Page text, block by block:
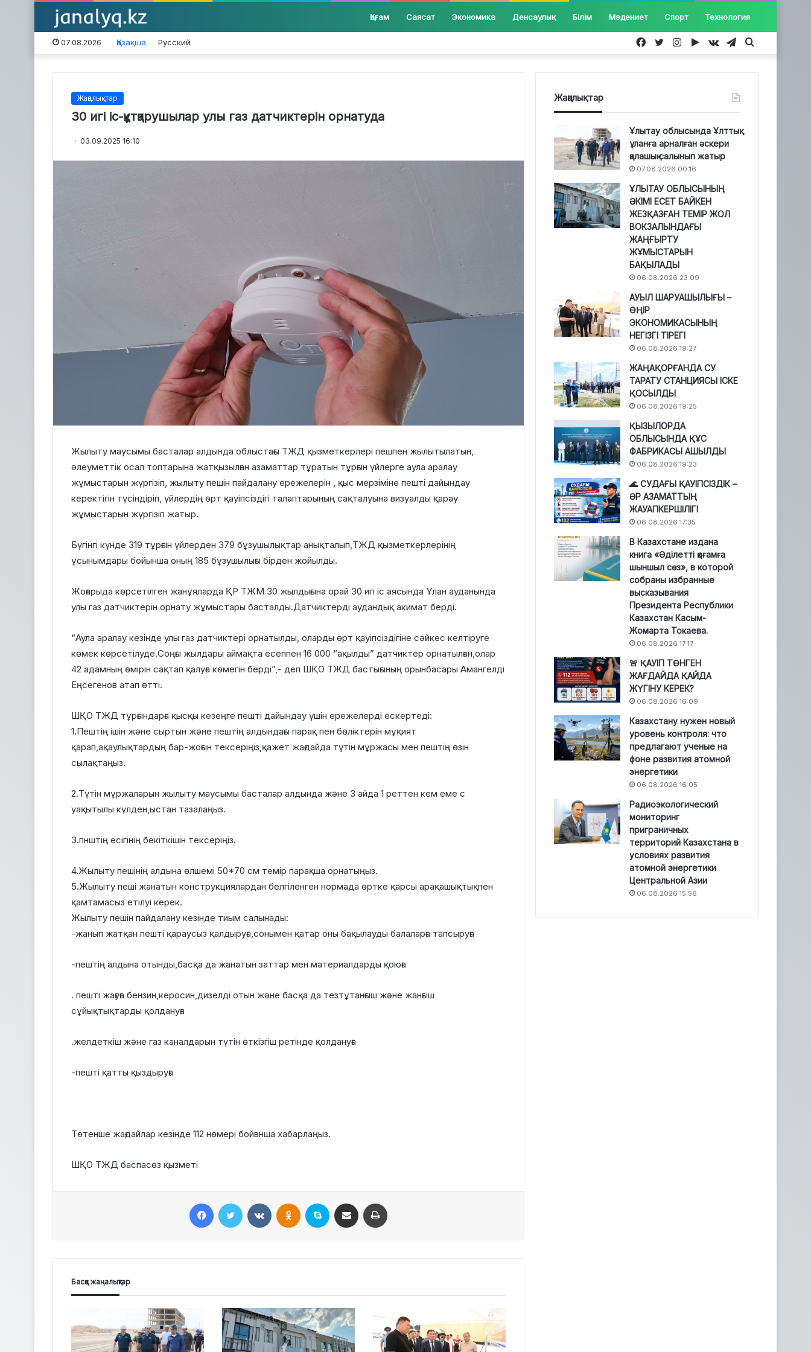
Қоғам Саясат Экономика Денсаулық Білім Мәдениет Спорт Технология
07.08.2026 Қазақша Русский Іздеу...
Telegram
vk.com
Google
Instagram
Twitter
Facebook
Жаңалықтар
30 игі іс-құтқарушылар улы газ датчиктерін орнатуда
03.09.2025 16:10
Жылыту маусымы басталар алдында облыстағы ТЖД қызметкерлері пешпен жылытылатын,
әлеуметтік осал топтарына жатқызылған азаматтар тұратын тұрғын үйлерге аула аралау
жұмыстарын жүргізіп, жылыту пешін пайдалану ережелерін , қыс мерзіміне пешті дайындау
керектігін түсіндіріп, үйлердің өрт қауіпсіздігі талаптарының сақталуына визуалды қарау
жұмыстарын жүргізіп жатыр.
Бүгінгі күнде 319 тұрғын үйлерден 379 бұзушылықтар анықталып,ТЖД қызметкерлерінің
ұсынымдары бойынша оның 185 бұзушылығы бірден жойылды.
Жоғарыда көрсетілген жанұяларда ҚР ТЖМ 30 жылдығына орай 30 игі іс аясында Ұлан ауданында
улы газ датчиктерін орнату жұмыстары басталды.Датчиктерді аудандық акимат берді.
“Аула аралау кезінде улы газ датчиктері орнатылды, оларды өрт қауіпсіздігіне сәйкес келтіруге
көмек көрсетілуде.Соңғы жылдары аймақта есеппен 16 000 “ақылды” датчиктер орнатылған,олар
42 адамның өмірін сақтап қалуға көмегін берді”,- деп ШҚО ТЖД бастығының орынбасары Амангелді
Еңсегенов атап өтті.
ШҚО ТЖД тұрғындарға қысқы кезеңге пешті дайындау үшін ережелерді ескертеді:
1.Пештің ішін және сыртын және пештің алдындағы парақ пен бөліктерін мұқият
қарап,ақаулықтардың бар-жоғын тексеріңіз,қажет жағдайда түтін мұржасы мен пештің өзін
сылақтаңыз.
2.Түтін мұржаларын жылыту маусымы басталар алдында және 3 айда 1 реттен кем еме с
уақытылы күлден,ыстан тазалаңыз.
3.пнштің есігінің бекіткішін тексеріңіз.
4.Жылыту пешінің алдына өлшемі 50*70 см темір парақша орнатыңыз.
5.Жылыту пеші жанатын конструкциялардан белгіленген нормада өртке қарсы арақашықтықпен
қамтамасыз етілуі керек.
Жылыту пешін пайдалану кезінде тиым салынады:
-жанып жатқан пешті қараусыз қалдыруға,сонымен қатар оны бақылауды балаларға тапсыруға
-пештің алдына отынды,басқа да жанатын заттар мен материалдарды қоюға
. пешті жағуға бензин,керосин,дизелді отын және басқа да тезтұтанғыш және жанғыш
сұйықтықтарды қолдануға
.желдеткіш және газ каналдарын түтін өткізгіш ретінде қолдануға
-пешті қатты қыздыруға
Төтенше жағдайлар кезінде 112 нөмері бойвнша хабарлаңыз.
ШҚО ТЖД баспасөз қызметі
Басқа жаңалықтар
Жаңалықтар
Ұлытау облысында Ұлттық
ұланға арналған әскери
қалашық салынып жатыр
07.08.2026 00:16
ҰЛЫТАУ ОБЛЫСЫНЫҢ
ӘКІМІ ЕСЕТ БАЙКЕН
ЖЕЗҚАЗҒАН ТЕМІР ЖОЛ
ВОКЗАЛЫНДАҒЫ
ЖАҢҒЫРТУ
ЖҰМЫСТАРЫН
БАҚЫЛАДЫ
06.08.2026 23:09
АУЫЛ ШАРУАШЫЛЫҒЫ –
ӨҢІР
ЭКОНОМИКАСЫНЫҢ
НЕГІЗГІ ТІРЕГІ
06.08.2026 19:27
ЖАҢАҚОРҒАНДА СУ
ТАРАТУ СТАНЦИЯСЫ ІСКЕ
ҚОСЫЛДЫ
06.08.2026 19:25
ҚЫЗЫЛОРДА
ОБЛЫСЫНДА ҚҰС
ФАБРИКАСЫ АШЫЛДЫ
06.08.2026 19:23
🌊 СУДАҒЫ ҚАУІПСІЗДІК –
ӘР АЗАМАТТЫҢ
ЖАУАПКЕРШІЛІГІ
06.08.2026 17:35
В Казахстане издана
книга «Әділетті қоғамға
шыншыл сөз», в которой
собраны избранные
высказывания
Президента Республики
Казахстан Касым-
Жомарта Токаева.
06.08.2026 17:17
🚨 ҚАУІП ТӨНГЕН
ЖАҒДАЙДА ҚАЙДА
ЖҮГІНУ КЕРЕК?
06.08.2026 16:09
Казахстану нужен новый
уровень контроля: что
предлагают ученые на
фоне развития атомной
энергетики
06.08.2026 16:05
Радиоэкологический
мониторинг
приграничных
территорий Казахстана в
условиях развития
атомной энергетики
Центральной Азии
06.08.2026 15:56